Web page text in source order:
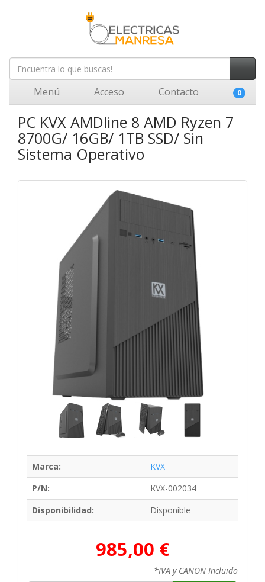
Menú Acceso Contacto 0
PC KVX AMDline 8 AMD Ryzen 7
8700G/ 16GB/ 1TB SSD/ Sin
Sistema Operativo
Marca:
KVX
P/N:
KVX-002034
Disponibilidad:
Disponible
985,00 €
*IVA y CANON Incluido